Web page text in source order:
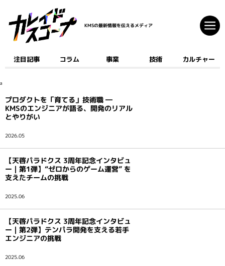
技術
開発
ゲーム
マーケティング
インタビュー
KMSの最新情報を伝えるメディア
注目記事 コラム 事業 技術 カルチャー
a
2026.05
プロダクトを「育てる」技術職 ―
KMSのエンジニアが語る、開発のリアル
とやりがい
2025.06
【天啓パラドクス 3周年記念インタビュ
ー｜第1弾】“ゼロからのゲーム運営” を
支えたチームの挑戦
2025.06
【天啓パラドクス 3周年記念インタビュ
ー｜第2弾】テンパラ開発を支える若手
エンジニアの挑戦